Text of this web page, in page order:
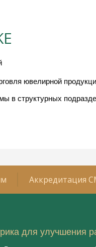
ювелирной
в структурных
Аккредитация
ООО "Рестэк ивент
для улучшения